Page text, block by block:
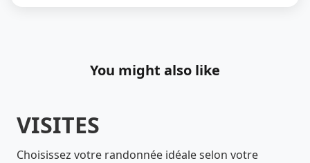
You might also like
VISITES
Choisissez votre randonnée idéale selon votre